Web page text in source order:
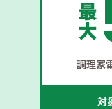
調理家
対